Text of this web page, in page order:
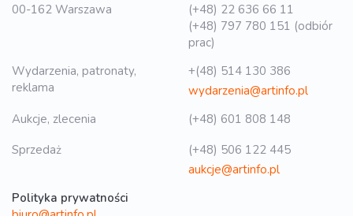
00-162 Warszawa
(+48) 22 636 66 11
(+48) 797 780 151 (odbiór
prac)
Wydarzenia, patronaty,
reklama
+(48) 514 130 386
wydarzenia@artinfo.pl
Aukcje, zlecenia
(+48) 601 808 148
Sprzedaż
(+48) 506 122 445
aukcje@artinfo.pl
Polityka prywatności